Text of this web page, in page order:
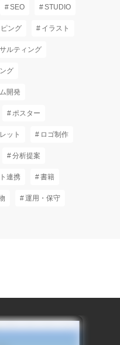
SEO STUDIO
ング イラスト
ルティング
グ
開発
ポスター
ット ロゴ制作
分析提案
連携 書籍
運用・保守